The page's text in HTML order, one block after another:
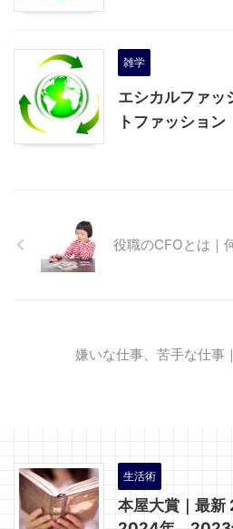
雑学
エシカルファッ
トファッション
役職のCFOとは｜
嫌いな仕事、苦手な仕事
生活術
本屋大賞｜最新